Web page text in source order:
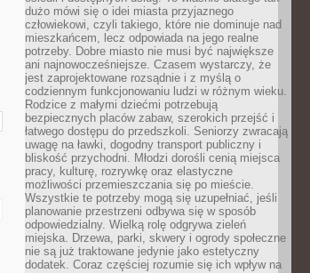
dużo mówi się o idei miasta przyjaznego
człowiekowi, czyli takiego, które nie dominuje nad
mieszkańcem, lecz odpowiada na jego realne
potrzeby. Dobre miasto nie musi być największe
ani najnowocześniejsze. Czasem wystarczy, że
jest zaprojektowane rozsądnie i z myślą o
codziennym funkcjonowaniu ludzi w różnym wieku.
Rodzice z małymi dziećmi potrzebują
bezpiecznych placów zabaw, szerokich przejść i
łatwego dostępu do przedszkoli. Seniorzy zwracają
uwagę na ławki, dogodny transport publiczny i
bliskość przychodni. Młodzi dorośli cenią miejsca
pracy, kulturę, rozrywkę oraz elastyczne
możliwości przemieszczania się po mieście.
Wszystkie te potrzeby mogą się uzupełniać, jeśli
planowanie przestrzeni odbywa się w sposób
odpowiedzialny. Wielką rolę odgrywa zieleń
miejska. Drzewa, parki, skwery i ogrody społeczne
nie są już traktowane jedynie jako estetyczny
dodatek. Coraz częściej rozumie się ich wpływ na